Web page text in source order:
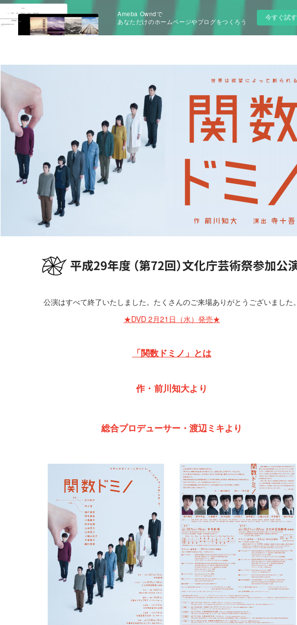
Ameba Owndで
あなただけのホームページやブログをつくろう
今すぐ試す
公演はすべて終了いたしました。たくさんのご来場ありがとうございました。
★DVD 2月21日（水）発売★
「関数ドミノ」とは
作・前川知大より
総合プロデューサー・渡辺ミキより